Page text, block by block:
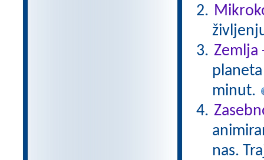
Zemlja
minut.
nas.